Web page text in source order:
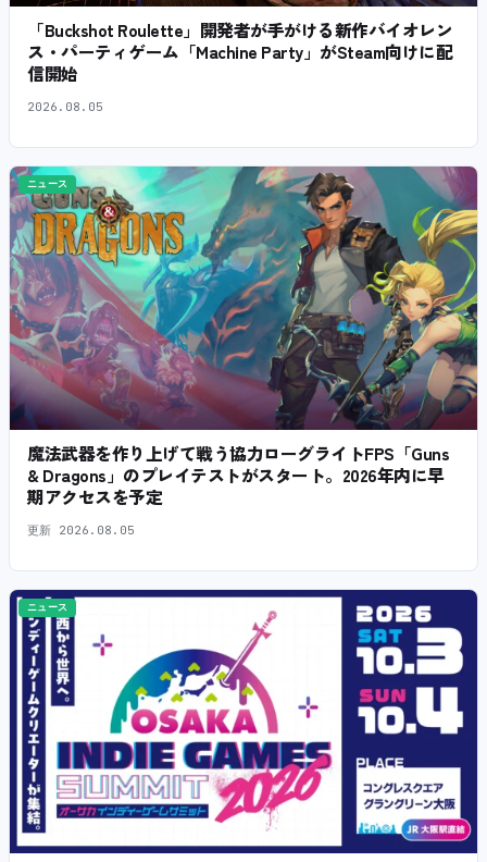
「Buckshot Roulette」開発者が手がける新作バイオレン
ス・パーティゲーム「Machine Party」がSteam向けに配
信開始
2026.08.05
ニュース
魔法武器を作り上げて戦う協力ローグライトFPS「Guns
& Dragons」のプレイテストがスタート。2026年内に早
期アクセスを予定
更新 2026.08.05
ニュース